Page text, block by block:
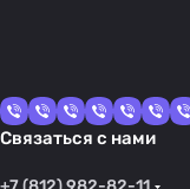
Связаться с нами